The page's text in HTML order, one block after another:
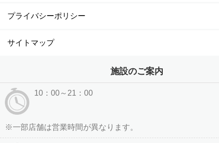
プライバシーポリシー
サイトマップ
施設のご案内
10：00～21：00
※一部店舗は営業時間が異なります。